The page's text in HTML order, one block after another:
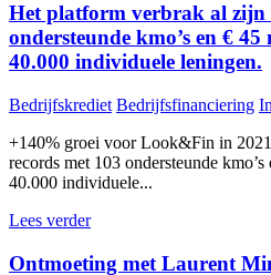
Het platform verbrak al zijn
ondersteunde kmo’s en €
40.000 individuele leningen.
Bedrijfskrediet Bedrijfsfinanciering
+140% groei voor Look&Fin in
records met 103 ondersteunde
40.000 individuele...
Lees verder
Ontmoeting met Laurent